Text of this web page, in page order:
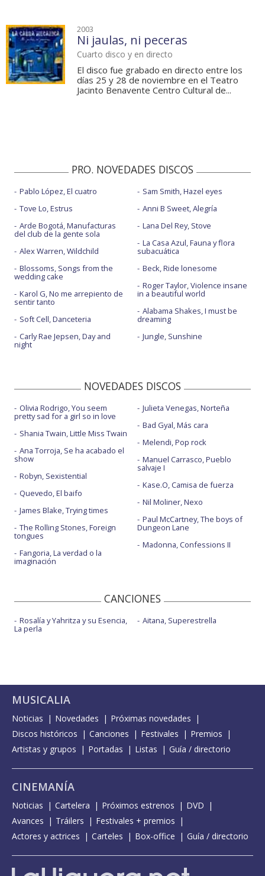
2003
Ni jaulas, ni peceras
Cuarto disco y en directo
El disco fue grabado en directo entre los
días 25 y 28 de noviembre en el Teatro
Jacinto Benavente Centro Cultural de...
PRO. NOVEDADES DISCOS
Pablo López, El cuatro
Tove Lo, Estrus
Arde Bogotá, Manufacturas
del club de la gente sola
Alex Warren, Wildchild
Blossoms, Songs from the
wedding cake
Karol G, No me arrepiento de
sentir tanto
Soft Cell, Danceteria
Carly Rae Jepsen, Day and
night
Sam Smith, Hazel eyes
Anni B Sweet, Alegría
Lana Del Rey, Stove
La Casa Azul, Fauna y flora
subacuática
Beck, Ride lonesome
Roger Taylor, Violence insane
in a beautiful world
Alabama Shakes, I must be
dreaming
Jungle, Sunshine
NOVEDADES DISCOS
Olivia Rodrigo, You seem
pretty sad for a girl so in love
Shania Twain, Little Miss Twain
Ana Torroja, Se ha acabado el
show
Robyn, Sexistential
Quevedo, El baifo
James Blake, Trying times
The Rolling Stones, Foreign
tongues
Fangoria, La verdad o la
imaginación
Julieta Venegas, Norteña
Bad Gyal, Más cara
Melendi, Pop rock
Manuel Carrasco, Pueblo
salvaje I
Kase.O, Camisa de fuerza
Nil Moliner, Nexo
Paul McCartney, The boys of
Dungeon Lane
Madonna, Confessions II
CANCIONES
Rosalía y Yahritza y su Esencia,
La perla
Aitana, Superestrella
MUSICALIA
Noticias Novedades
Próximas novedades
Discos históricos
Canciones Festivales
Premios
Artistas y grupos
Portadas Listas Guía / directorio
CINEMANÍA
Noticias Cartelera Próximos estrenos
DVD
Avances
Tráilers
Festivales + premios
Actores y actrices
Carteles Box-office Guía / directorio